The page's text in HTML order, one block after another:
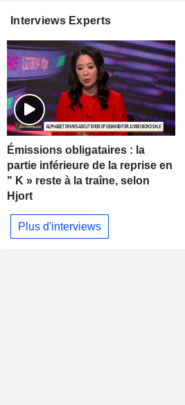
Interviews Experts
Émissions obligataires : la
partie inférieure de la reprise en
" K » reste à la traîne, selon
Hjort
Plus d'interviews